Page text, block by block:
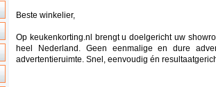
Beste winkelier,
Op keukenkorting.nl brengt u doelgericht uw
heel Nederland. Geen eenmalige en dure
advertentieruimte. Snel, eenvoudig én